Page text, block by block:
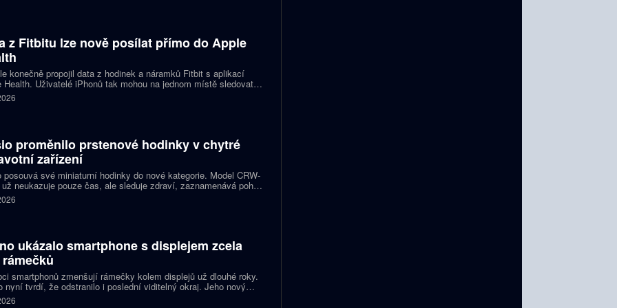
let 2027 a 2028.
z Fitbitu lze nově posílat přímo do Apple
konečně propojil data z hodinek a náramků Fitbit s aplikací
Health. Uživatelé iPhonů tak mohou na jednom místě sledovat
cvičení, spánek i zdravotní údaje. Novinka odstraňuje omezení,
bylo dosud nutné využívat pomocné aplikace nebo jiné
proměnilo prstenové hodinky v chytré
zařízení
posouvá své miniaturní hodinky do nové kategorie. Model CRW-
už neukazuje pouze čas, ale sleduje zdraví, zaznamenává pohyb
na dění v telefonu. Celokovový prsten tak spojuje digitální
šperk a chytré zařízení, které může uživatel nosit po celý den.
ukázalo smartphone s displejem zcela
rámečků
smartphonů zmenšují rámečky kolem displejů už dlouhé roky.
nyní tvrdí, že odstranilo i poslední viditelný okraj. Jeho nový
nabízí obrazovku s rámečkem širokým přesně nula milimetrů.